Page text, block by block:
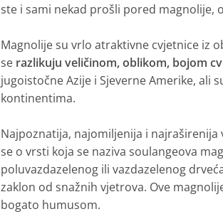
ste i sami nekad prošli pored magnolije,
Magnolije su vrlo atraktivne cvjetnice iz
se razlikuju veličinom, oblikom, bojom
jugoistočne Azije i Sjeverne Amerike, ali
kontinentima.
Najpoznatija, najomiljenija i
se o vrsti koja se naziva soulangeova
poluvazdazelenog ili vazdazelenog
zaklon od snažnih vjetrova. Ove
bogato humusom.